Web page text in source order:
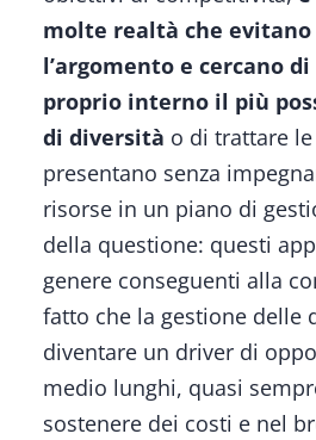
molte realtà che
l’argomento e cercano
proprio interno il più
di diversità o di trattare
presentano senza
risorse in un piano di
della questione: questi
genere conseguenti alla
fatto che la gestione delle
diventare un driver di
medio lunghi, quasi
sostenere dei costi e nel